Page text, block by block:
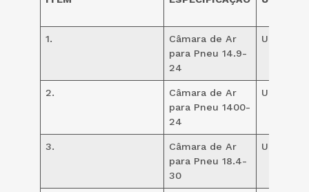
1.
Câmara de Ar
para Pneu 14.9-
24
UND
2.
Câmara de Ar
para Pneu 1400-
24
UND
3.
Câmara de Ar
para Pneu 18.4-
30
UND